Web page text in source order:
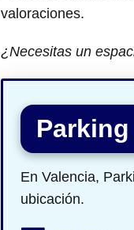
valoraciones.
¿Necesitas un
En Valencia,
ubicación.